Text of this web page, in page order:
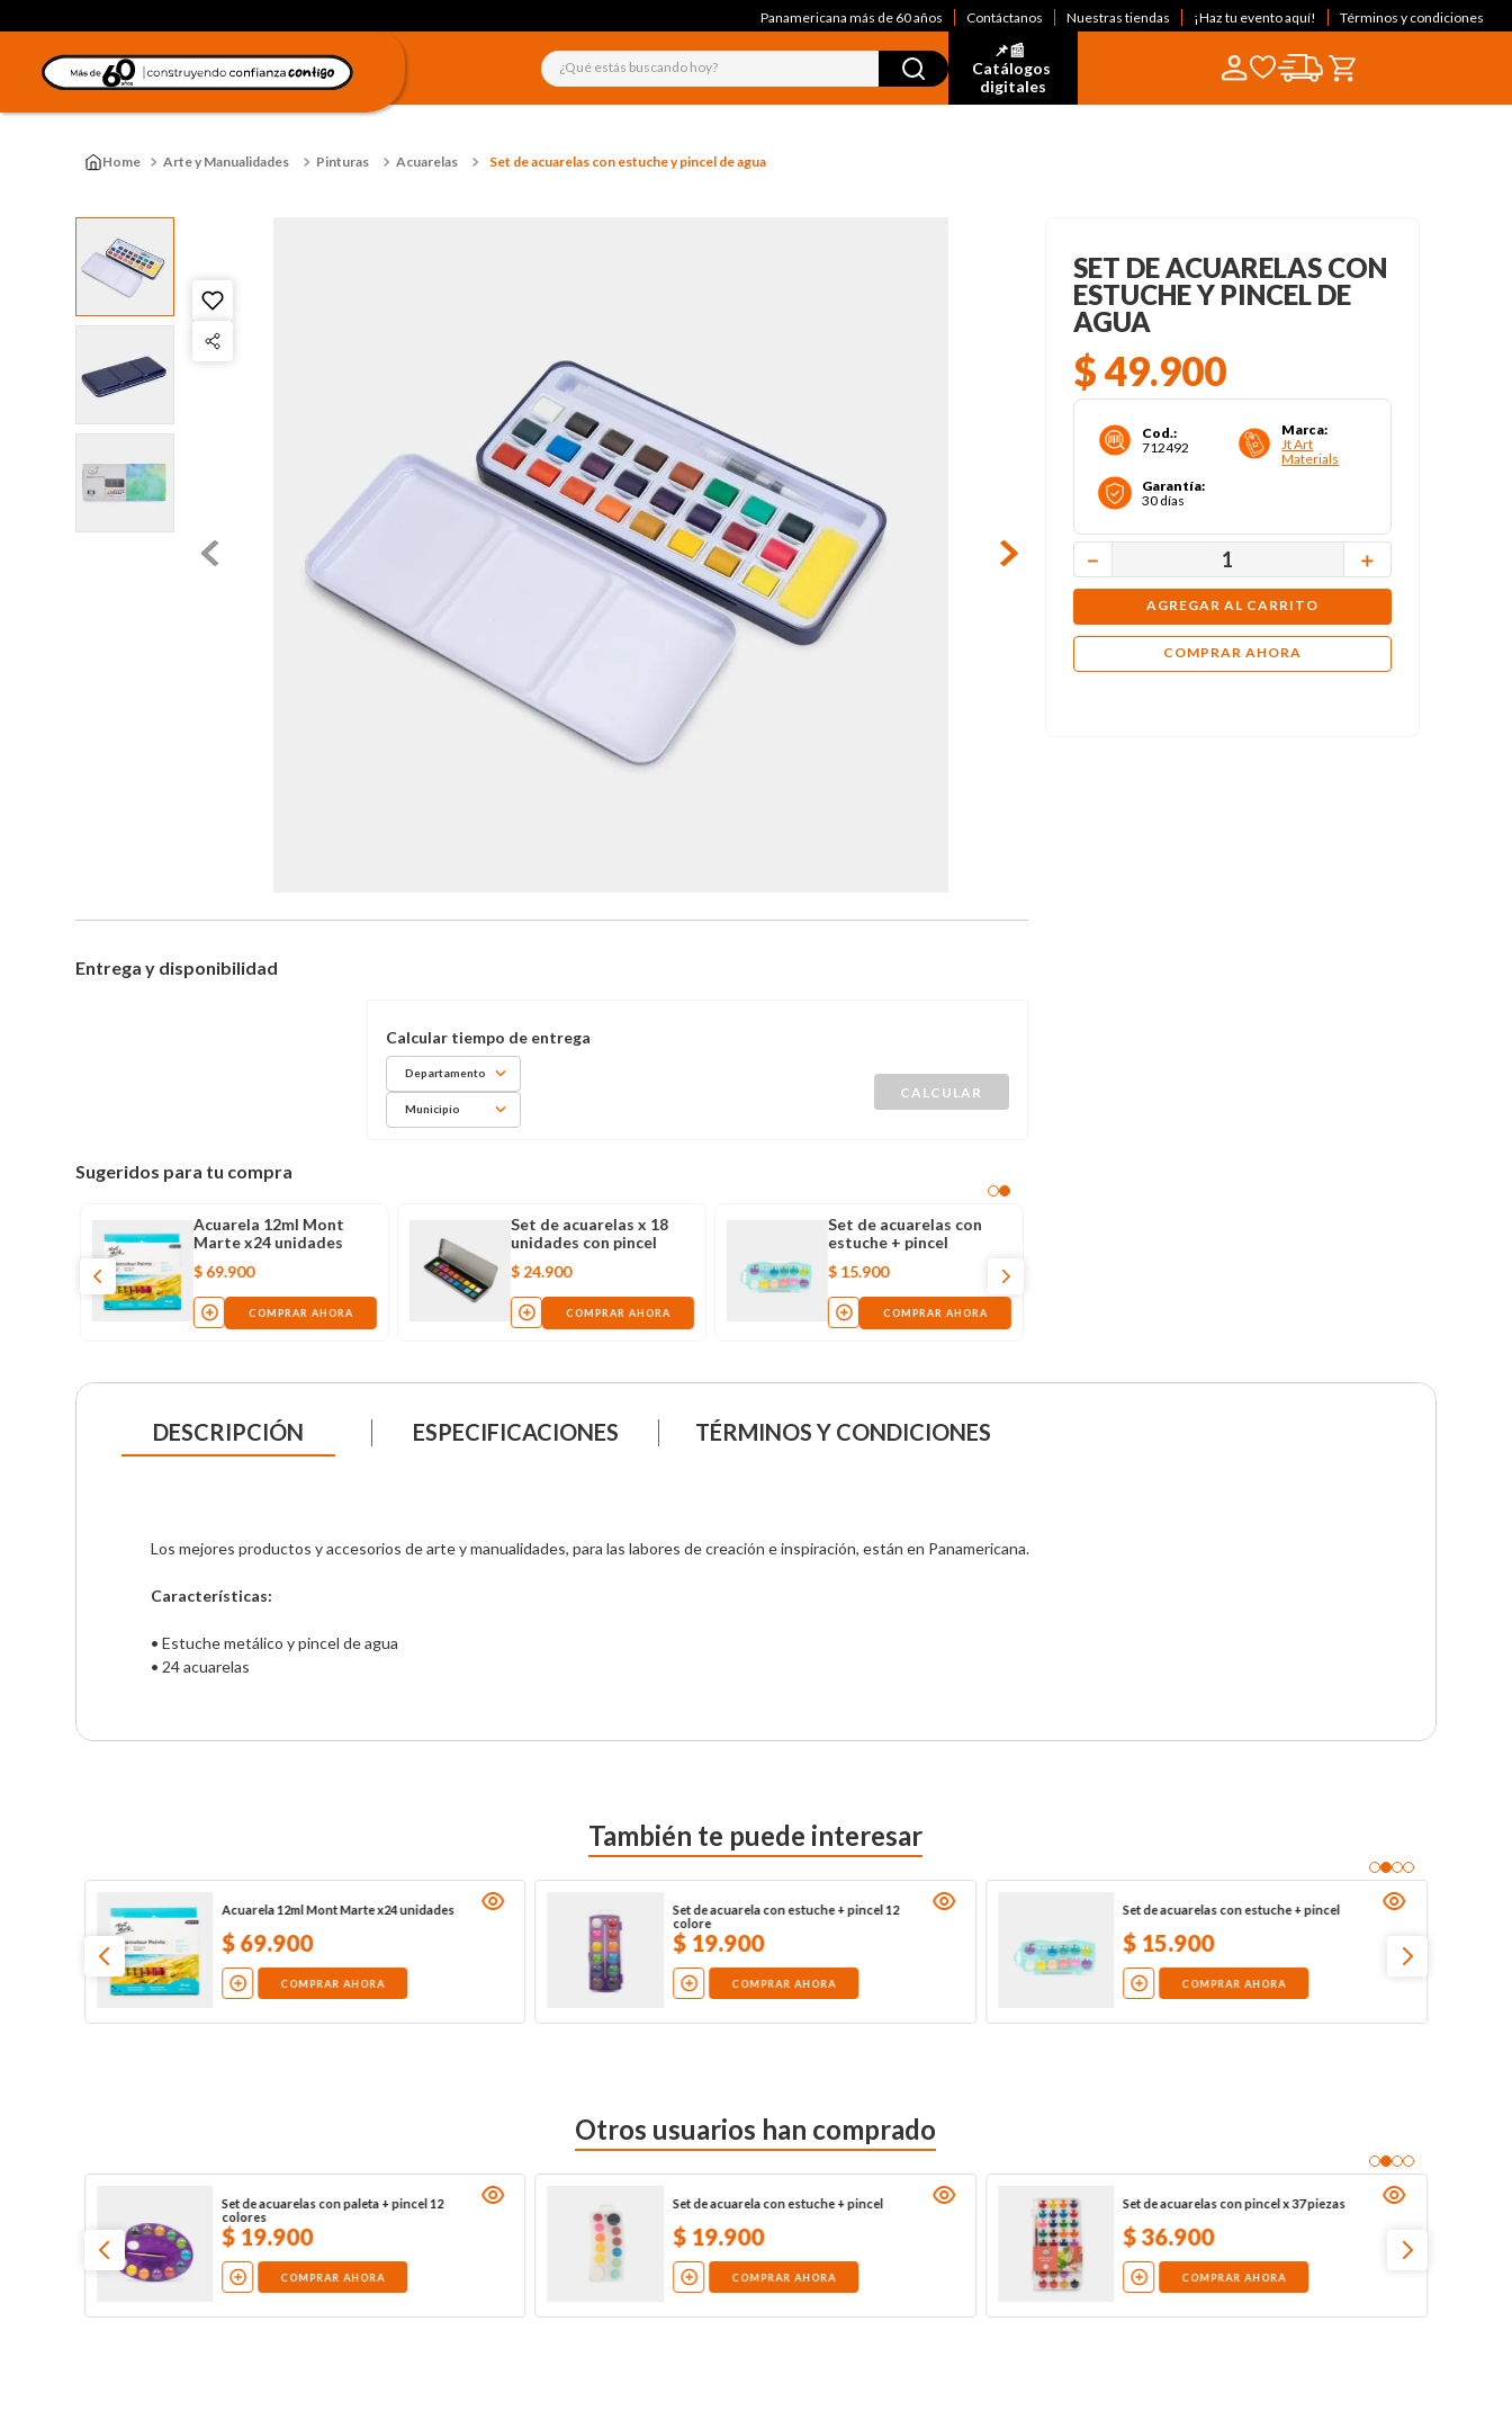
Panamericana más de 60 años Contáctanos Nuestras tiendas ¡Haz tu evento aquí! Términos y condiciones
¿Qué estás buscando hoy?
📌📰
Catálogos
digitales
Arte y Manualidades Pinturas Acuarelas Set de acuarelas con estuche y pincel de agua
Entrega y disponibilidad
Departamento
Municipio
Sugeridos para tu compra
Acuarela 12ml Mont
Marte x24 unidades
$69.900
COMPRAR AHORA
Set de acuarelas x 18
unidades con pincel
$ 24.900
COMPRAR AHORA
Set de acuarelas con
estuche + pincel
$ 15.900
COMPRAR AHORA
SET DE ACUARELAS CON
ESTUCHE Y PINCEL DE
AGUA
$49.900
Cod.:
712492
Marca:
Jt Art
Materials
Garantía:
30 días
＋
－
AGREGAR AL CARRITO
COMPRAR AHORA
DESCRIPCIÓN ESPECIFICACIONES TÉRMINOS Y CONDICIONES
Los mejores productos y accesorios de arte y manualidades, para las labores de creación e inspiración, están en Panamericana.
Características:
• Estuche metálico y pincel de agua
• 24 acuarelas
También te puede interesar
Acuarela 12ml Mont Marte x24 unidades
$ 69.900
COMPRAR AHORA
Set de acuarela con estuche + pincel 12
colore
$ 19.900
COMPRAR AHORA
Set de acuarelas con estuche + pincel
$ 15.900
COMPRAR AHORA
Otros usuarios han comprado
Set de acuarelas con paleta + pincel 12
colores
$ 19.900
COMPRAR AHORA
Set de acuarela con estuche + pincel
$ 19.900
COMPRAR AHORA
Set de acuarelas con pincel x 37 piezas
$ 36.900
COMPRAR AHORA